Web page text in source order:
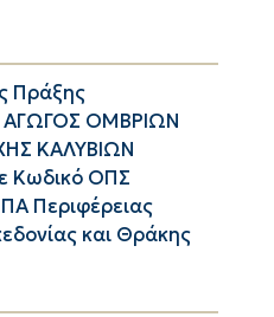
Πράξης
ΑΓΩΓΟΣ ΟΜΒΡΙΩΝ
ΚΑΛΥΒΙΩΝ
Κωδικό ΟΠΣ
Περιφέρειας
και Θράκης